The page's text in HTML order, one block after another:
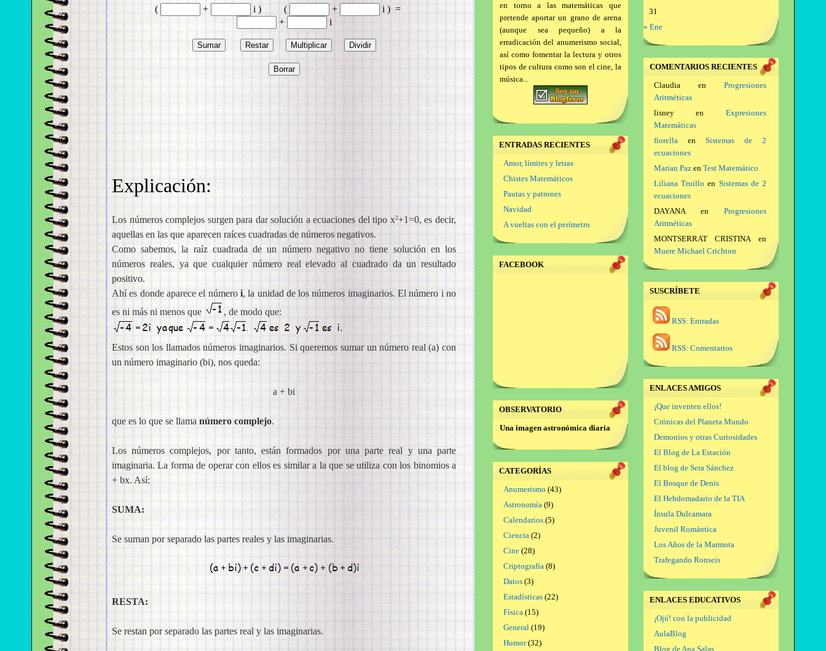
Explicación:
Los números complejos surgen para dar solución a ecuaciones del tipo x2+1=0, es decir,
aquellas en las que aparecen raíces cuadradas de números negativos.
Como sabemos, la raíz cuadrada de un número negativo no tiene solución en los
números reales, ya que cualquier número real elevado al cuadrado da un resultado
positivo.
Ahí es donde aparece el número i, la unidad de los números imaginarios. El número i no
es ni más ni menos que
, de modo que:
Estos son los llamados números imaginarios. Si queremos sumar un número real (a) con
un número imaginario (bi), nos queda:
a + bi
que es lo que se llama número complejo.
Los números complejos, por tanto, están formados por una parte real y una parte
imaginaria. La forma de operar con ellos es similar a la que se utiliza con los binomios a
+ bx. Así:
SUMA:
Se suman por separado las partes reales y las imaginarias.
RESTA:
Se restan por separado las partes real y las imaginarias.
en torno a las matemáticas que
pretende aportar un grano de arena
(aunque sea pequeño) a la
erradicación del anumerismo social,
así como fomentar la lectura y otros
tipos de cultura como son el cine, la
música...
ENTRADAS RECIENTES
Amor, límites y letras
Chistes Matemáticos
Pautas y patrones
Navidad
A vueltas con el perímetro
FACEBOOK
OBSERVATORIO
Una imagen astronómica diaria
CATEGORÍAS
Anumerismo (43)
Astronomía(9)
Calendarios(5)
Ciencia(2)
Cine(28)
Criptografía(8)
Datos(3)
Estadísticas(22)
Física(15)
General(19)
Humor(32)
31
« Ene
COMENTARIOS RECIENTES
Claudiaen Progresiones
Aritméticas
lisneyen Expresiones
Matemáticas
fiorellaen Sistemas de 2
ecuaciones
Marian Pazen Test Matemático
Liliana Truillo en Sistemas de 2
ecuaciones
DAYANAen Progresiones
Aritméticas
MONTSERRAT CRISTINAen
Muere Michael Crichton
SUSCRÍBETE
RSS: Entradas
RSS: Comentarios
ENLACES AMIGOS
¡Que inventen ellos!
Crónicas del Planeta Mundo
Demonios y otras Curiosidades
El Blog de La Estación
El blog de Sera Sánchez
El Bosque de Denis
El Hebdomadario de la TIA
Ínsula Dulcamara
Juvenil Romántica
Los Años de la Marmota
Trafegando Ronseis
ENLACES EDUCATIVOS
¡Ojú! con la publicidad
AulaBlog
Blog de Ana Salas